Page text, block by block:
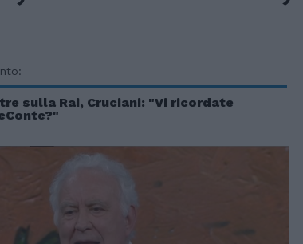
sulla Rai, Cruciani: "Vi ricordate